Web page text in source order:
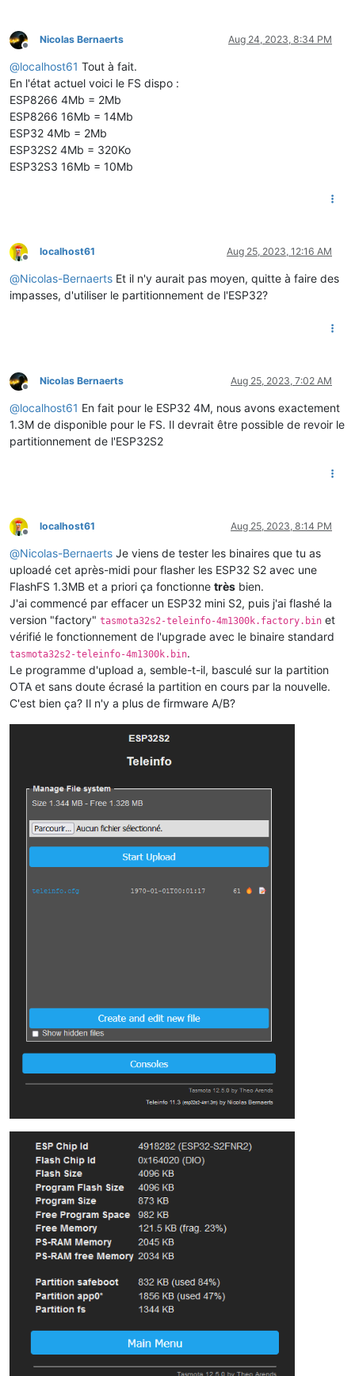
Offline
Nicolas Bernaerts Aug 24, 2023, 8:34 PM
@localhost61 Tout à fait.
En l'état actuel voici le FS dispo :
ESP8266 4Mb = 2Mb
ESP8266 16Mb = 14Mb
ESP32 4Mb = 2Mb
ESP32S2 4Mb = 320Ko
ESP32S3 16Mb = 10Mb
Offline
localhost61 Aug 25, 2023, 12:16 AM
@Nicolas-Bernaerts Et il n'y aurait pas moyen, quitte à faire des
impasses, d'utiliser le partitionnement de l'ESP32?
Offline
Nicolas Bernaerts Aug 25, 2023, 7:02 AM
@localhost61 En fait pour le ESP32 4M, nous avons exactement
1.3M de disponible pour le FS. Il devrait être possible de revoir le
partitionnement de l'ESP32S2
Offline
localhost61 Aug 25, 2023, 8:14 PM
@Nicolas-Bernaerts Je viens de tester les binaires que tu as
uploadé cet après-midi pour flasher les ESP32 S2 avec une
FlashFS 1.3MB et a priori ça fonctionne très bien.
J'ai commencé par effacer un ESP32 mini S2, puis j'ai flashé la
version "factory" tasmota32s2-teleinfo-4m1300k.factory.bin et
vérifié le fonctionnement de l'upgrade avec le binaire standard
tasmota32s2-teleinfo-4m1300k.bin.
Le programme d'upload a, semble-t-il, basculé sur la partition
OTA et sans doute écrasé la partition en cours par la nouvelle.
C'est bien ça? Il n'y a plus de firmware A/B?